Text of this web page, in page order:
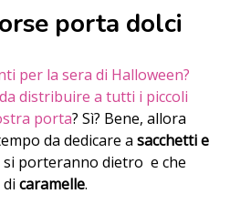
porta dolci
per la sera di Halloween?
distribuire a tutti i piccoli
porta? Sì? Bene, allora
da dedicare asacchetti e
si porteranno dietro e che
dicaramelle.